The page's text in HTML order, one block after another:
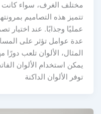
مختلف الغرف، سواء كانت
تتميز هذه التصاميم
عمليًا وجذابًا. عند اختيار
عدة عوامل تؤثر على
المثال، الألوان تلعب دورًا
يمكن استخدام الألوان
توفر الألوان الداكنة